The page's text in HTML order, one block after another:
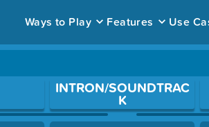
Ways to Play Features Use
INTRON/SOUNDTRAC
K